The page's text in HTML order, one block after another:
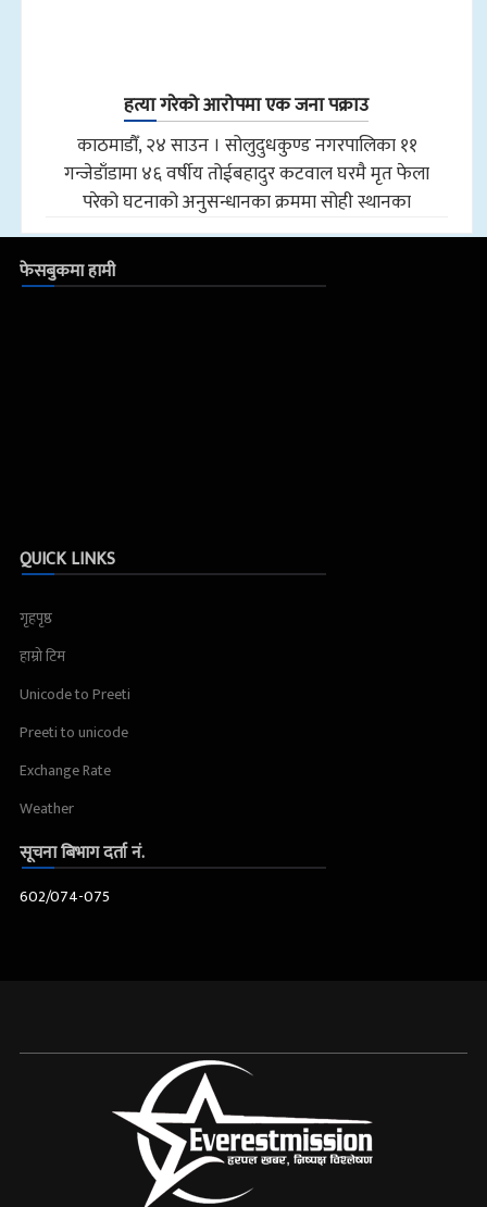
हत्या गरेको आरोपमा एक जना पक्राउ
काठमाडौँ, २४ साउन । सोलुदुधकुण्ड नगरपालिका ११
गन्जेडाँडामा ४६ वर्षीय तोईबहादुर कटवाल घरमै मृत फेला
परेको घटनाको अनुसन्धानका क्रममा सोही स्थानका
फेसबुकमा हामी
QUICK LINKS
गृहपृष्ठ
हाम्रो टिम
Unicode to Preeti
Preeti to unicode
Exchange Rate
Weather
सूचना बिभाग दर्ता नं.
602/074-075